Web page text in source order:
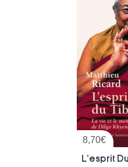
8,70€